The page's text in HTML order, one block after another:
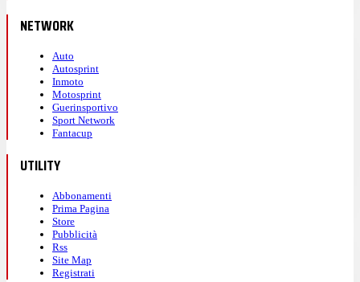
NETWORK
Auto
Autosprint
Inmoto
Motosprint
Guerinsportivo
Sport Network
Fantacup
UTILITY
Abbonamenti
Prima Pagina
Store
Pubblicità
Rss
Site Map
Registrati